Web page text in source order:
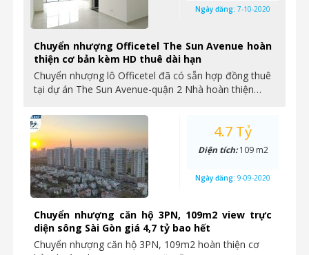
Chuyển nhượng Officetel The Sun Avenue hoàn
thiện cơ bản kèm HD thuê dài hạn
Chuyển nhượng lô Officetel đã có sẵn hợp đồng thuê
tại dự án The Sun Avenue-quận 2 Nhà hoàn thiện…
Ngày đăng: 7-10-2020
Chuyển nhượng căn hộ 3PN, 109m2 view trực
diện sông Sài Gòn giá 4,7 tỷ bao hết
Chuyển nhượng căn hộ 3PN, 109m2 hoàn thiện cơ
4.7 Tỷ
Diện tích:109 m2
Ngày đăng: 9-09-2020